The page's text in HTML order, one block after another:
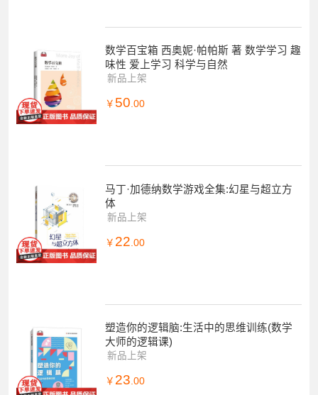
数学百宝箱 西奥妮·帕帕斯 著 数学学习 趣
味性 爱上学习 科学与自然
新品上架
￥ 50.00
马丁·加德纳数学游戏全集:幻星与超立方
体
新品上架
￥ 22 .00
塑造你的逻辑脑:生活中的思维训练(数学
大师的逻辑课)
新品上架
￥ 23.00